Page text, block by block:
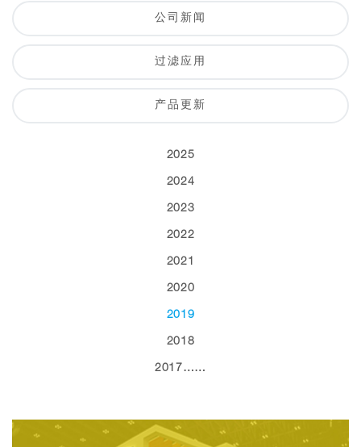
公司新闻
过滤应用
产品更新
2025
2024
2023
2022
2021
2020
2019
2018
2017……